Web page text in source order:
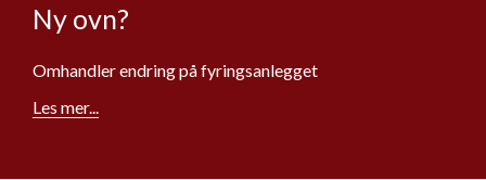
Ny ovn?
Omhandler endring på fyringsanlegget
Les mer...